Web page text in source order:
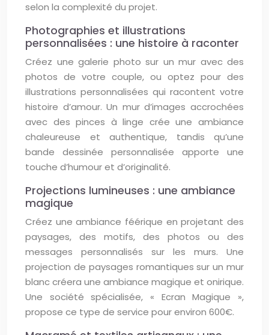
selon la complexité du projet.
Photographies et illustrations
personnalisées : une histoire à raconter
Créez une galerie photo sur un mur avec des
photos de votre couple, ou optez pour des
illustrations personnalisées qui racontent votre
histoire d’amour. Un mur d’images accrochées
avec des pinces à linge crée une ambiance
chaleureuse et authentique, tandis qu’une
bande dessinée personnalisée apporte une
touche d’humour et d’originalité.
Projections lumineuses : une ambiance
magique
Créez une ambiance féérique en projetant des
paysages, des motifs, des photos ou des
messages personnalisés sur les murs. Une
projection de paysages romantiques sur un mur
blanc créera une ambiance magique et onirique.
Une société spécialisée, « Ecran Magique »,
propose ce type de service pour environ 600€.